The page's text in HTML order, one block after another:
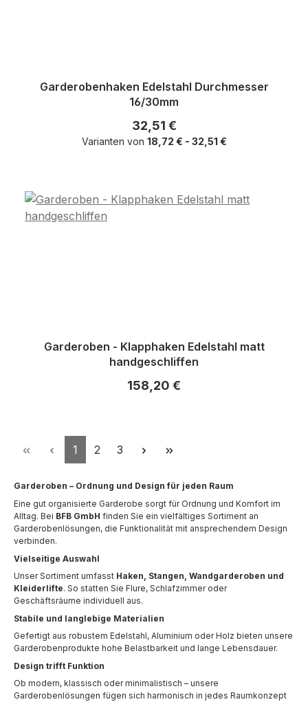
Garderobenhaken Edelstahl Durchmesser
16/30mm
Regulärer Preis:
32,51 €
Varianten von 18,72 € - 32,51 €
Garderoben - Klapphaken Edelstahl matt
handgeschliffen
Regulärer Preis:
158,20 €
Seite
1 Seite
2 Seite
3
Garderoben – Ordnung und Design für jeden Raum
Eine gut organisierte Garderobe sorgt für Ordnung und Komfort im
Alltag. Bei BFB GmbH finden Sie ein vielfältiges Sortiment an
Garderobenlösungen, die Funktionalität mit ansprechendem Design
verbinden.
Vielseitige Auswahl
Unser Sortiment umfasst Haken, Stangen, Wandgarderoben und
Kleiderlifte. So statten Sie Flure, Schlafzimmer oder
Geschäftsräume individuell aus.
Stabile und langlebige Materialien
Gefertigt aus robustem Edelstahl, Aluminium oder Holz bieten unsere
Garderobenprodukte hohe Belastbarkeit und lange Lebensdauer.
Design trifft Funktion
Ob modern, klassisch oder minimalistisch – unsere
Garderobenlösungen fügen sich harmonisch in jedes Raumkonzept